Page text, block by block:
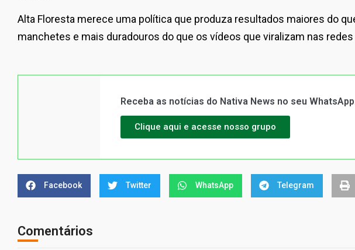
Alta Floresta merece uma política que produza resultados maiores do
manchetes e mais duradouros do que os vídeos que viralizam nas
Receba as notícias do Nativa News no seu
Clique aqui e acesse nosso grupo
Facebook Twitter WhatsApp Telegram
Comentários